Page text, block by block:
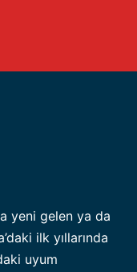
yeni gelen ya da
ilk yıllarında
uyum